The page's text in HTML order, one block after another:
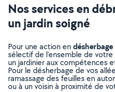
Nos services en
un jardin soigné
Pour une action en
sélectif de l’ensemble de
un jardinier aux compétences
Pour le désherbage de vos
ramassage des feuilles en
ou à un voisin à proximité de